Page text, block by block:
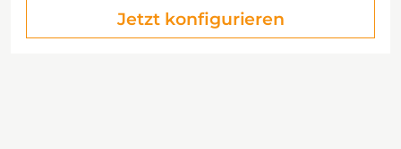
Jetzt konfigurieren